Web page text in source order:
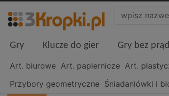
Gry Klucze do gier Gry bez
Art. biurowe Art. papiernicze Art.
Przybory geometryczne Śniadaniówki i